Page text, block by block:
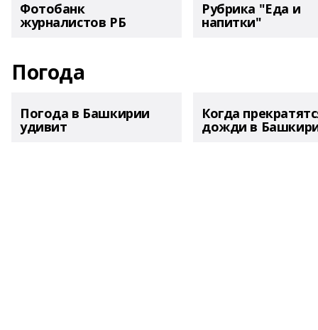
Фотобанк
журналистов РБ
Рубрика "Еда и
напитки"
Погода
Погода в Башкирии
удивит
Когда
дожди в